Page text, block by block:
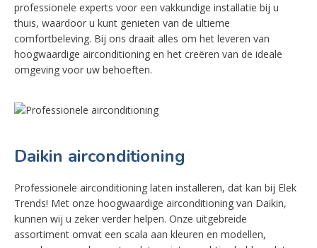
professionele experts voor een vakkundige installatie bij u
thuis, waardoor u kunt genieten van de ultieme
comfortbeleving. Bij ons draait alles om het leveren van
hoogwaardige airconditioning en het creëren van de ideale
omgeving voor uw behoeften.
Daikin airconditioning
Professionele airconditioning laten installeren, dat kan bij Elek
Trends! Met onze hoogwaardige airconditioning van Daikin,
kunnen wij u zeker verder helpen. Onze uitgebreide
assortiment omvat een scala aan kleuren en modellen,